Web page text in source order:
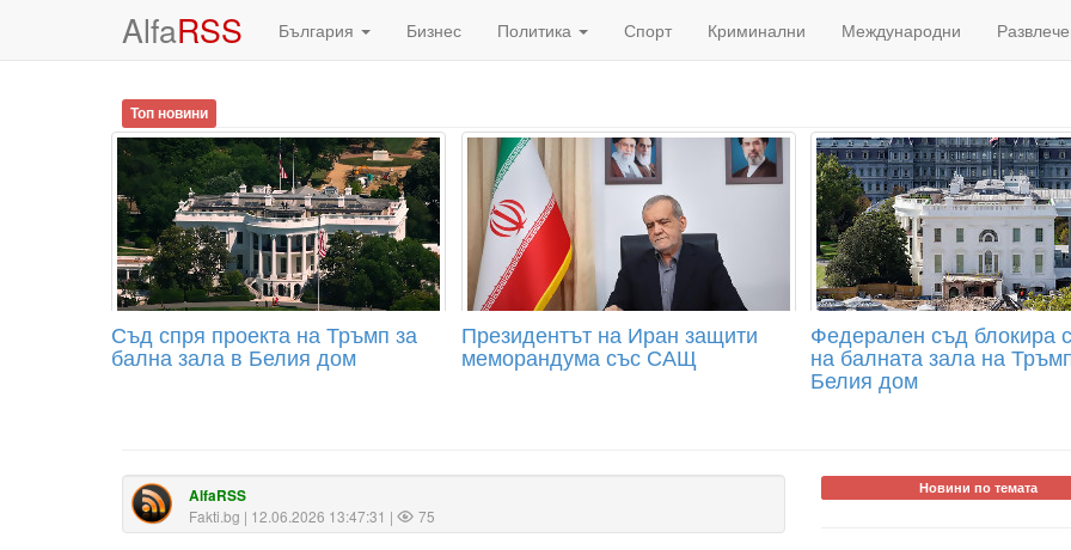
AlfaRSS България Бизнес Политика Спорт Криминални Международни
Топ новини
Съд спря проекта на Тръмп за
бална зала в Белия дом
Президентът на Иран защити
меморандума със САЩ
Федерален съд блокира
на балната зала на
Белия дом
AlfaRSS
Fakti.bg | 12.06.2026 13:47:31 | 75
Новини по темата